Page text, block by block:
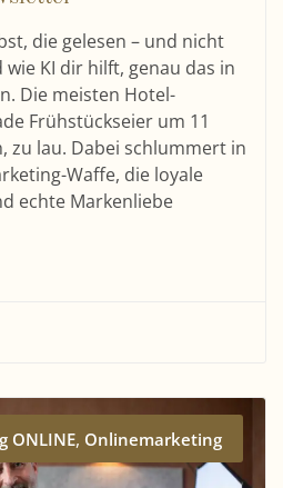
die gelesen – und nicht
KI dir hilft, genau das in
Die meisten Hotel-
Frühstückseier um 11
zu lau. Dabei schlummert in
Waffe, die loyale
echte Markenliebe
ONLINE, Onlinemarketing